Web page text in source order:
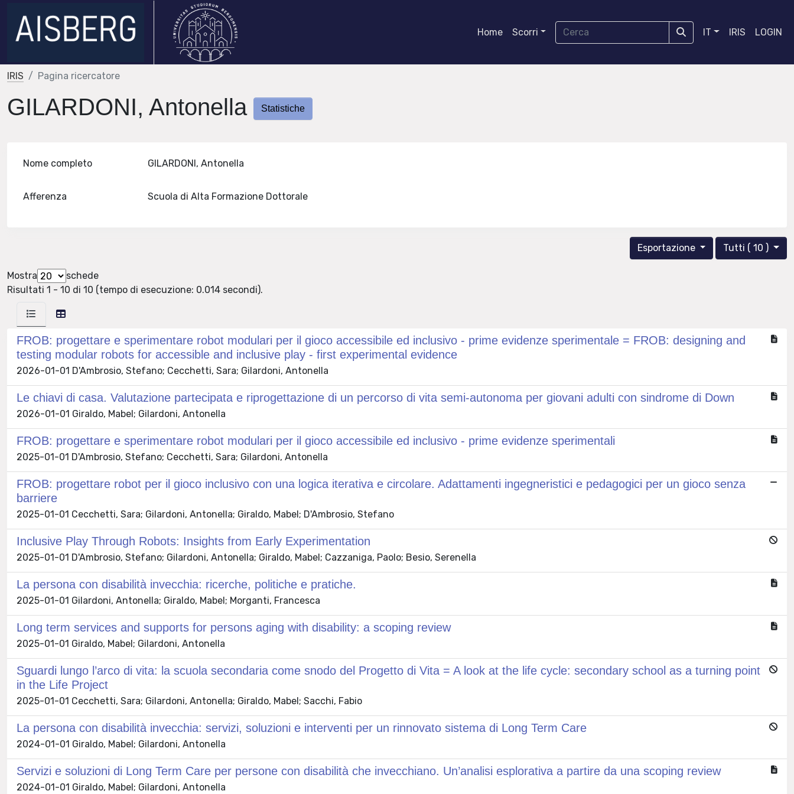
Home Scorri IT IRIS LOGIN
IRIS Pagina ricercatore
GILARDONI, Antonella Statistiche
Nome completo GILARDONI, Antonella
Afferenza Scuola di Alta Formazione Dottorale
Tutti ( 10 )
Esportazione
Mostra
schede
Risultati 1 - 10 di 10 (tempo di esecuzione: 0.014 secondi).
FROB: progettare e sperimentare robot modulari per il gioco accessibile ed inclusivo - prime evidenze sperimentale = FROB: designing and
testing modular robots for accessible and inclusive play - first experimental evidence
2026-01-01 D'Ambrosio, Stefano; Cecchetti, Sara; Gilardoni, Antonella
Le chiavi di casa. Valutazione partecipata e riprogettazione di un percorso di vita semi-autonoma per giovani adulti con sindrome di Down
2026-01-01 Giraldo, Mabel; Gilardoni, Antonella
FROB: progettare e sperimentare robot modulari per il gioco accessibile ed inclusivo - prime evidenze sperimentali
2025-01-01 D'Ambrosio, Stefano; Cecchetti, Sara; Gilardoni, Antonella
FROB: progettare robot per il gioco inclusivo con una logica iterativa e circolare. Adattamenti ingegneristici e pedagogici per un gioco senza
barriere
2025-01-01 Cecchetti, Sara; Gilardoni, Antonella; Giraldo, Mabel; D'Ambrosio, Stefano
Inclusive Play Through Robots: Insights from Early Experimentation
2025-01-01 D'Ambrosio, Stefano; Gilardoni, Antonella; Giraldo, Mabel; Cazzaniga, Paolo; Besio, Serenella
La persona con disabilità invecchia: ricerche, politiche e pratiche.
2025-01-01 Gilardoni, Antonella; Giraldo, Mabel; Morganti, Francesca
Long term services and supports for persons aging with disability: a scoping review
2025-01-01 Giraldo, Mabel; Gilardoni, Antonella
Sguardi lungo l’arco di vita: la scuola secondaria come snodo del Progetto di Vita = A look at the life cycle: secondary school as a turning point
in the Life Project
2025-01-01 Cecchetti, Sara; Gilardoni, Antonella; Giraldo, Mabel; Sacchi, Fabio
La persona con disabilità invecchia: servizi, soluzioni e interventi per un rinnovato sistema di Long Term Care
2024-01-01 Giraldo, Mabel; Gilardoni, Antonella
Servizi e soluzioni di Long Term Care per persone con disabilità che invecchiano. Un’analisi esplorativa a partire da una scoping review
2024-01-01 Giraldo, Mabel; Gilardoni, Antonella